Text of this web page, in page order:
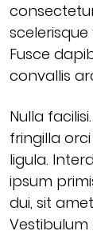
Fusce
convallis
Nulla
fringilla
ligula.
ipsum
dui, sit